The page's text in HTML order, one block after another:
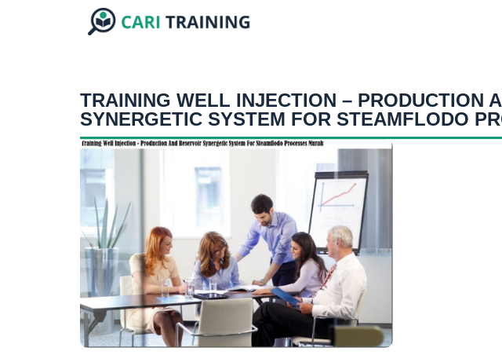
TRAINING WELL INJECTION – PRODUCTION
SYNERGETIC SYSTEM FOR STEAMFLODO